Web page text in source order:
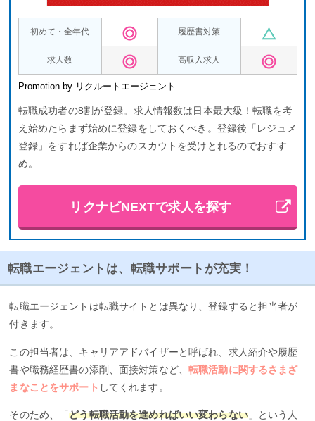
初めて・全年代 履歴書対策
求人数 高収入求人
Promotion by リクルートエージェント
転職成功者の8割が登録。求人情報数は日本最大級！転職を考
え始めたらまず始めに登録をしておくべき。登録後「レジュメ
登録」をすれば企業からのスカウトを受けとれるのでおすす
め。
リクナビNEXTで求人を探す
転職エージェントは、転職サポートが充実！
転職エージェントは転職サイトとは異なり、登録すると担当者が
付きます。
この担当者は、キャリアアドバイザーと呼ばれ、求人紹介や履歴
書や職務経歴書の添削、面接対策など、転職活動に関するさまざ
まなことをサポート してくれます。
そのため、「どう転職活動を進めればいい変わらない」という人